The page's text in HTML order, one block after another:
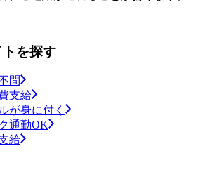
を探す
問
支給
が身に付く
通勤OK
給